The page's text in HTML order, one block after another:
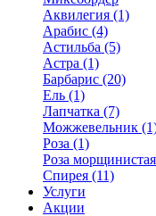
Аквилегия (1)
Арабис (4)
Астильба (5)
Астра (1)
Барбарис (20)
Ель (1)
Лапчатка (7)
Можжевельник
Роза (1)
Роза
Спирея (11)
Услуги
Акции